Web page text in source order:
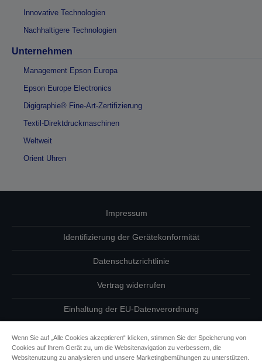
Innovative Technologien
Nachhaltigere Technologien
Unternehmen
Management Epson Europa
Epson Europe Electronics
Digigraphie® Fine-Art-Zertifizierung
Textil-Direktdruckmaschinen
Weltweit
Orient Uhren
Impressum
Identifizierung der Gerätekonformität
Datenschutzrichtlinie
Vertrag widerrufen
Einhaltung der EU-Datenverordnung
Informationen zu Cookies
Wenn Sie auf „Alle Cookies akzeptieren“ klicken, stimmen Sie der Speicherung von
Cookies auf Ihrem Gerät zu, um die Websitenavigation zu verbessern, die
Websitenutzung zu analysieren und unsere Marketingbemühungen zu unterstützen.